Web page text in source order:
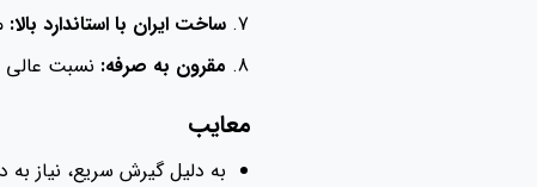
ساخت ایران با استاندارد بالا:
مقرون به صرفه: نسبت عالی
معایب
به دلیل گیرش سریع، نیاز به